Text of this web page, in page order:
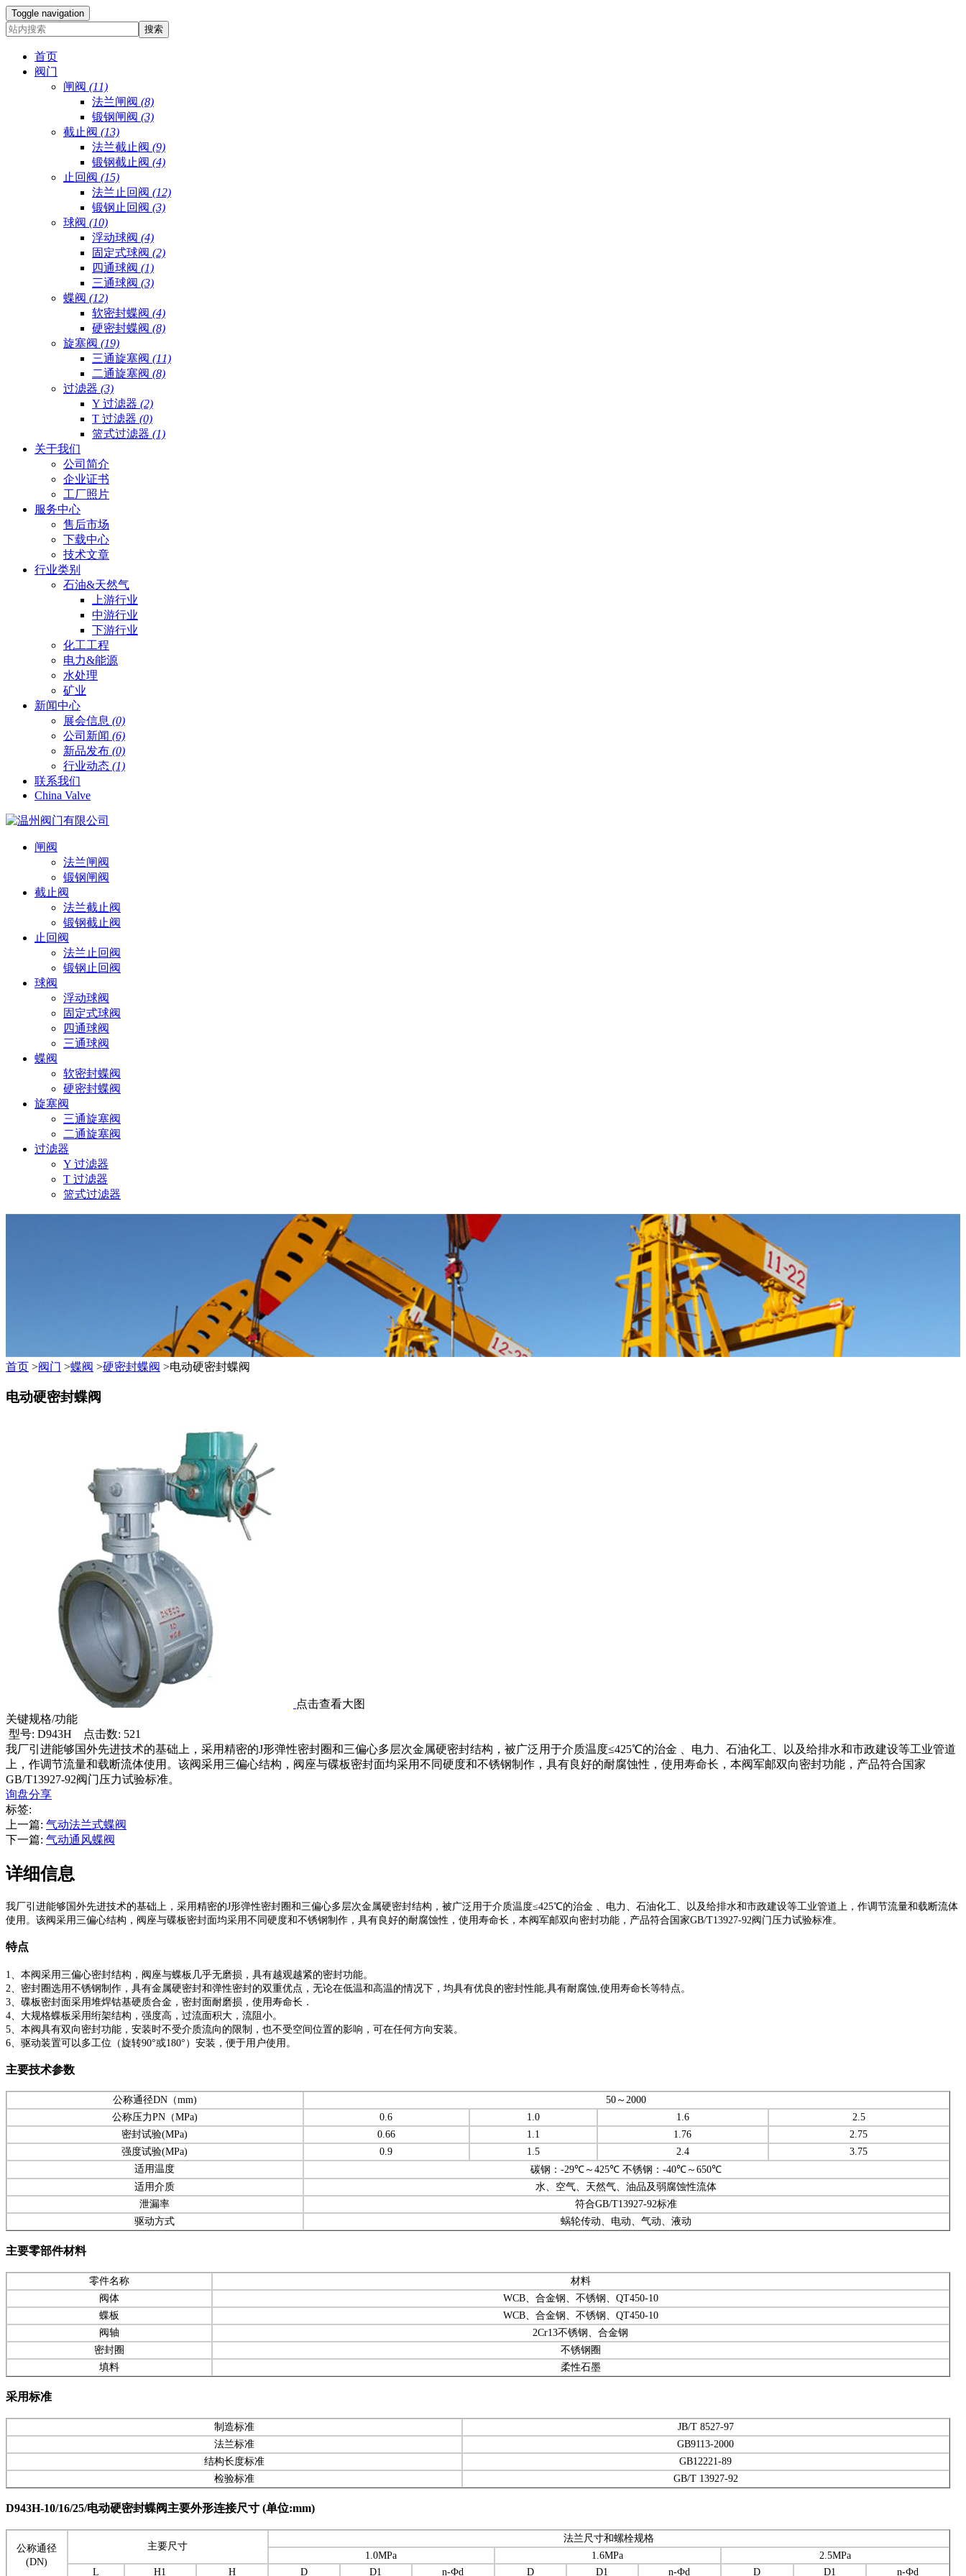
Toggle navigation
首页
阀门
闸阀 (11)
法兰闸阀 (8)
锻钢闸阀 (3)
截止阀 (13)
法兰截止阀 (9)
锻钢截止阀 (4)
止回阀 (15)
法兰止回阀 (12)
锻钢止回阀 (3)
球阀 (10)
浮动球阀 (4)
固定式球阀 (2)
四通球阀 (1)
三通球阀 (3)
蝶阀 (12)
软密封蝶阀 (4)
硬密封蝶阀 (8)
旋塞阀 (19)
三通旋塞阀 (11)
二通旋塞阀 (8)
过滤器 (3)
Y 过滤器 (2)
T 过滤器 (0)
篮式过滤器 (1)
关于我们
公司简介
企业证书
工厂照片
服务中心
售后市场
下载中心
技术文章
行业类别
石油&天然气
上游行业
中游行业
下游行业
化工工程
电力&能源
水处理
矿业
新闻中心
展会信息 (0)
公司新闻 (6)
新品发布 (0)
行业动态 (1)
联系我们
China Valve
闸阀
法兰闸阀
锻钢闸阀
截止阀
法兰截止阀
锻钢截止阀
止回阀
法兰止回阀
锻钢止回阀
球阀
浮动球阀
固定式球阀
四通球阀
三通球阀
蝶阀
软密封蝶阀
硬密封蝶阀
旋塞阀
三通旋塞阀
二通旋塞阀
过滤器
Y 过滤器
T 过滤器
篮式过滤器
首页 >阀门 >蝶阀 >硬密封蝶阀 >电动硬密封蝶阀
电动硬密封蝶阀
点击查看大图
关键规格/功能
型号: D943H
点击数: 521
我厂引进能够国外先进技术的基础上，采用精密的J形弹性密封圈和三偏心多层次金属硬密封结构，被广泛用于介质温度≤425℃的治金 、电力、石油化工、以及给排水和市政建设等工业管道
上，作调节流量和载断流体使用。该阀采用三偏心结构，阀座与碟板密封面均采用不同硬度和不锈钢制作，具有良好的耐腐蚀性，使用寿命长，本阀军邮双向密封功能，产品符合国家
GB/T13927-92阀门压力试验标准。
询盘分享
标签:
上一篇: 气动法兰式蝶阀
下一篇: 气动通风蝶阀
详细信息
我厂引进能够国外先进技术的基础上，采用精密的J形弹性密封圈和三偏心多层次金属硬密封结构，被广泛用于介质温度≤425℃的治金
、电力、石油化工、以及给排水和市政建设等工业管道上，作调节流量和载断流体
使用。该阀采用三偏心结构，阀座与碟板密封面均采用不同硬度和不锈钢制作，具有良好的耐腐蚀性，使用寿命长，本阀军邮双向密封功能，产品符合国家GB/T13927-92阀门压力试验标准。
特点
1
、本阀采用三偏心密封结构，阀座与蝶板几乎无磨损，具有越观越紧的密封功能。
2 、密封圈选用不锈钢制作，具有金属硬密封和弹性密封的双重优点，无论在低温和高温的情况下，均具有优良的密封性能 具有耐腐蚀 使用寿命长等特点。
3 、碟板密封面采用堆焊钴基硬质合金，密封面耐磨损，使用寿命长．
4 、大规格蝶板采用绗架结构，强度高，过流面积大，流阻小。
5 、本阀具有双向密封功能，安装时不受介质流向的限制，也不受空间位置的影响，可在任何方向安装。
6 、驱动装置可以多工位（旋转90°或180° ）安装，便于用户使用。
主要技术参数
公称通径DN（mm) 50 ～2000
公称压力PN（MPa) 0.6 1.0 1.6
2.5
密封试验(MPa) 0.66 1.1 1.76
2.75
强度试验(MPa) 0.9 1.5 2.4
3.75
适用温度
碳钢：-29℃～425℃ 不锈钢：-40℃～650℃
适用介质
水、空气、天然气、油品及弱腐蚀性流体
泄漏率
符合GB/T13927-92标准
驱动方式
蜗轮传动、电动、气动、液动
主要零部件材料
零件名称
材料
阀体
WCB、合金钢、不锈钢、 QT450-10
蝶板
WCB、合金钢、不锈钢、 QT450-10
阀轴
2Cr13不锈钢、合金钢
密封圈
不锈钢圈
填料
柔性石墨
采用标准
制造标准
JB/T 8527-97
法兰标准
GB9113-2000
结构长度标准
GB12221-89
检验标准
GB/T 13927-92
D943H-10/16/25/电动硬密封蝶阀主要外形连接尺寸 (单位:mm)
公称通径
(DN)
主要尺寸
法兰尺寸和螺栓规格
1.0MPa
1.6MPa
2.5MPa
L
H1 H D D1 n-Фd D D1 n-Фd D D1 n-Фd